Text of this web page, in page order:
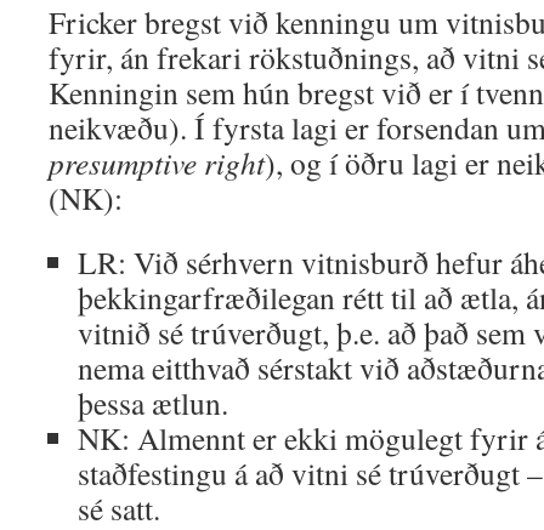
Fricker bregst við kenningu um
fyrir, án frekari rökstuðnings, að vitni
Kenningin sem hún bregst við er í
neikvæðu). Í fyrsta lagi er forsendan
presumptive right), og í öðru lagi er
(NK):
LR: Við sérhvern vitnisburð hefur
þekkingarfræðilegan rétt til að ætla,
vitnið sé trúverðugt, þ.e. að það sem
nema eitthvað sérstakt við
þessa ætlun.
NK: Almennt er ekki mögulegt fyrir
staðfestingu á að vitni sé trúverðugt
sé satt.